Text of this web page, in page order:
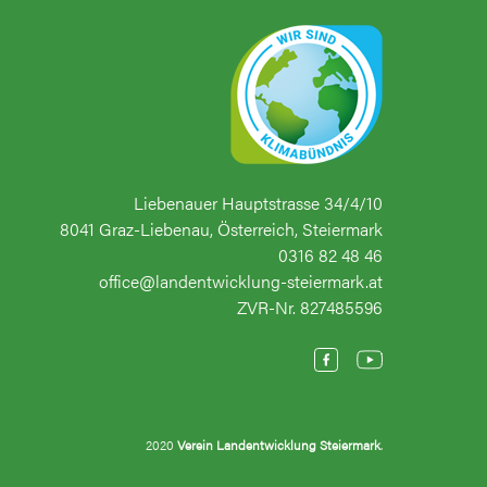
Liebenauer Hauptstrasse 34/4/10
8041 Graz-Liebenau, Österreich, Steiermark
0316 82 48 46
office@landentwicklung-steiermark.at
ZVR-Nr. 827485596
2020 Verein Landentwicklung Steiermark.